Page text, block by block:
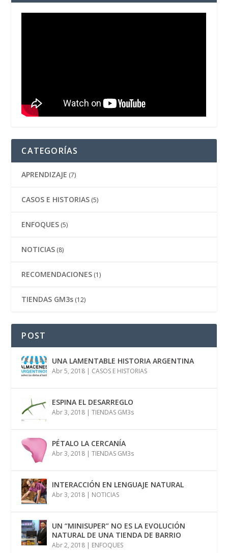
CATEGORÍAS
APRENDIZAJE (7)
CASOS E HISTORIAS (5)
ENFOQUES (5)
NOTICIAS (8)
RECOMENDACIONES (1)
TIENDAS GM3s (12)
POST
UNA LAMENTABLE HISTORIA ARGENTINA
Abr 5, 2018 CASOS E HISTORIAS
ESPINA EL DESARREGLO
Abr 3, 2018 |TIENDAS GM3s
PÉTALO LA CERCANÍA
Abr 3, 2018 |TIENDAS GM3s
INTERACCIÓN EN LENGUAJE NATURAL
Abr 3, 2018 NOTICIAS
UN “MINISUPER” NO ES LA EVOLUCIÓN
NATURAL DE UNA TIENDA DE BARRIO
Abr 2, 2018 ENFOQUES